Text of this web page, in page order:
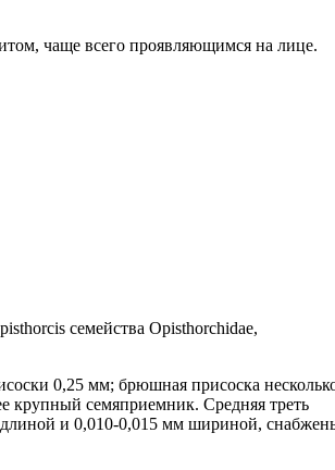
чаще всего проявляющимся на лице.
семейства Opisthorchidae,
0,25 мм; брюшная присоска
крупный семяприемник. Средняя треть
длиной и 0,010-0,015 мм шириной,